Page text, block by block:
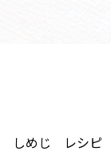
しめじ レシピ